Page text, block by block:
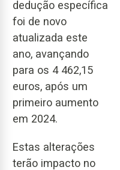
dedução específica
foi de novo
atualizada este
ano, avançando
para os 4 462,15
euros, após um
primeiro aumento
em 2024.
Estas alterações
terão impacto no